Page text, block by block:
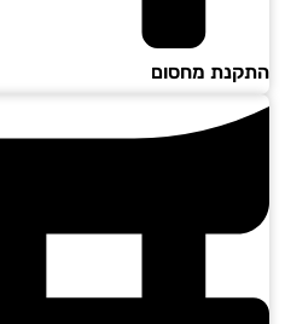
מחסום